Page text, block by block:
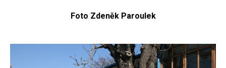
Foto Zdeněk Paroulek